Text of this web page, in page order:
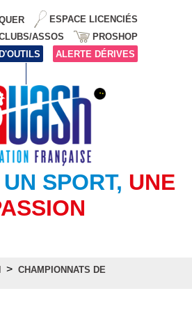
ESPACE LICENCIÉS
ASSOS
PROSHOP
ALERTE DÉRIVES
UN SPORT, UNE
> CHAMPIONNATS DE